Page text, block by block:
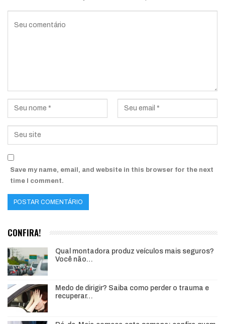
Save my name, email, and website in this browser for the next
time I comment.
CONFIRA!
Qual montadora produz veículos mais seguros?
Você não…
Medo de dirigir? Saiba como perder o trauma e
recuperar…